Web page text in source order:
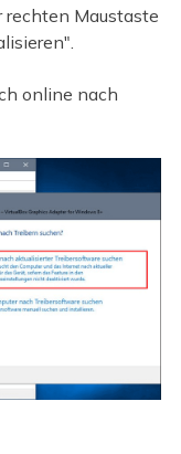
Maustaste
online nach